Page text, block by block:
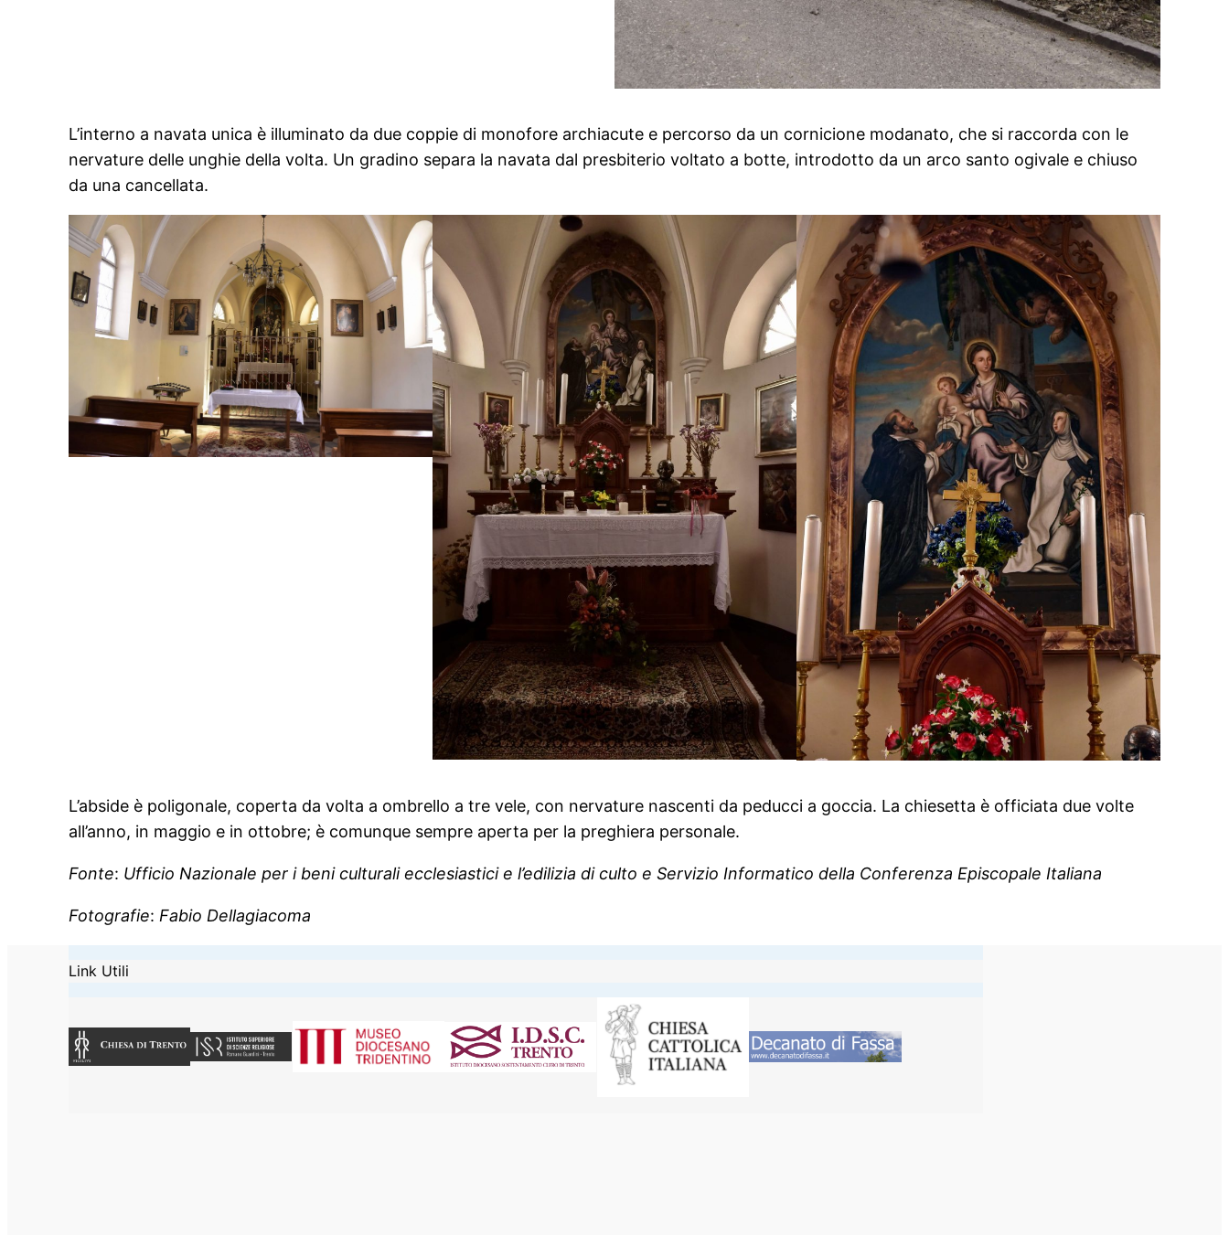
L’interno a navata unica è illuminato da due coppie di monofore archiacute e percorso da un cornicione modanato, che si raccorda con le
nervature delle unghie della volta. Un gradino separa la navata dal presbiterio voltato a botte, introdotto da un arco santo ogivale e chiuso
da una cancellata.
L’abside è poligonale, coperta da volta a ombrello a tre vele, con nervature nascenti da peducci a goccia. La chiesetta è officiata due volte
all’anno, in maggio e in ottobre; è comunque sempre aperta per la preghiera personale.
Fonte: Ufficio Nazionale per i beni culturali ecclesiastici e l’edilizia di culto e Servizio Informatico della Conferenza Episcopale Italiana
Fotografie: Fabio Dellagiacoma
Link Utili